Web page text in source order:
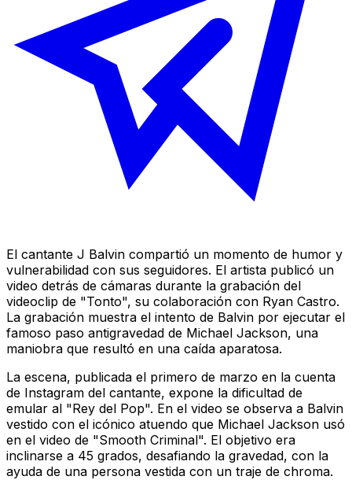
El cantante J Balvin compartió un momento de humor y
vulnerabilidad con sus seguidores. El artista publicó un
video detrás de cámaras durante la grabación del
videoclip de "Tonto", su colaboración con Ryan Castro.
La grabación muestra el intento de Balvin por ejecutar el
famoso paso antigravedad de Michael Jackson, una
maniobra que resultó en una caída aparatosa.
La escena, publicada el primero de marzo en la cuenta
de Instagram del cantante, expone la dificultad de
emular al "Rey del Pop". En el video se observa a Balvin
vestido con el icónico atuendo que Michael Jackson usó
en el video de "Smooth Criminal". El objetivo era
inclinarse a 45 grados, desafiando la gravedad, con la
ayuda de una persona vestida con un traje de chroma.